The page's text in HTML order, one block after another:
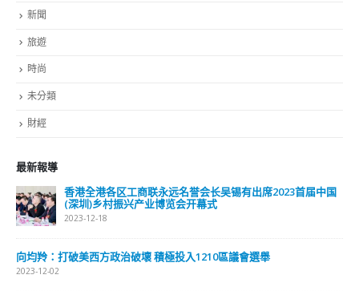
新聞
旅遊
時尚
未分類
財經
最新報導
香港全港各区工商联永远名誉会长吴锡有出席2023首届中国
(深圳)乡村振兴产业博览会开幕式
2023-12-18
向均羚：打破美西方政治破壞 積極投入1210區議會選舉
2023-12-02